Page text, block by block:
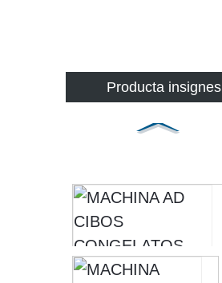
Producta insignes